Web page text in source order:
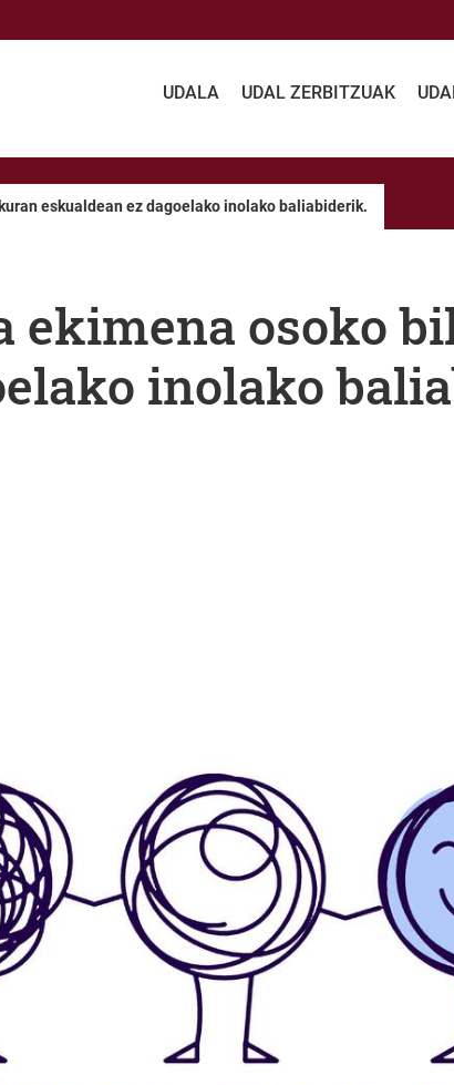
UDALA UDAL ZERBITZUAK
eskualdean ez dagoelako inolako baliabiderik.
ekimena osoko
inolako